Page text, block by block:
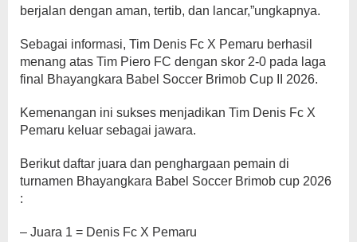
berjalan dengan aman, tertib, dan lancar,”ungkapnya.
Sebagai informasi, Tim Denis Fc X Pemaru berhasil
menang atas Tim Piero FC dengan skor 2-0 pada laga
final Bhayangkara Babel Soccer Brimob Cup II 2026.
Kemenangan ini sukses menjadikan Tim Denis Fc X
Pemaru keluar sebagai jawara.
Berikut daftar juara dan penghargaan pemain di
turnamen Bhayangkara Babel Soccer Brimob cup 2026
:
– Juara 1 = Denis Fc X Pemaru